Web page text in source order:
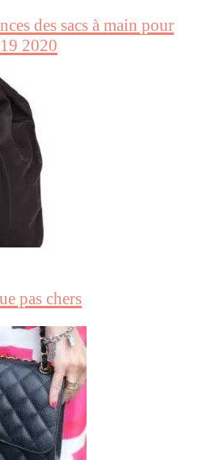
des sacs à main pour
2020
pas chers